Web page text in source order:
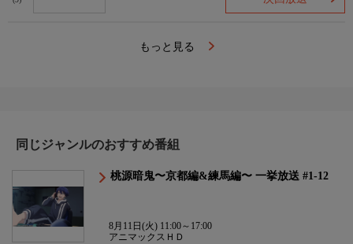
もっと見る
同じジャンルのおすすめ番組
桃源暗鬼〜京都編&練馬編〜 一挙放送 #1-12
8月11日(火) 11:00～17:00
アニマックスＨＤ